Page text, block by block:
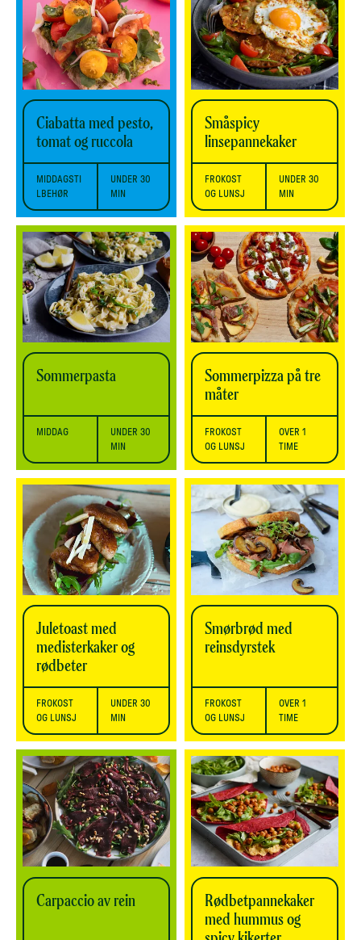
Ciabatta med pesto,
tomat og ruccola
MIDDAGSTI
LBEHØR
UNDER 30
MIN
Småspicy
linsepannekaker
FROKOST
OG LUNSJ
UNDER 30
MIN
Sommerpasta
MIDDAG
UNDER 30
MIN
Sommerpizza på tre
måter
FROKOST
OG LUNSJ
OVER 1
TIME
Juletoast med
medisterkaker og
rødbeter
FROKOST
OG LUNSJ
UNDER 30
MIN
Smørbrød med
reinsdyrstek
FROKOST
OG LUNSJ
OVER 1
TIME
Carpaccio av rein
Rødbetpannekaker
med hummus og